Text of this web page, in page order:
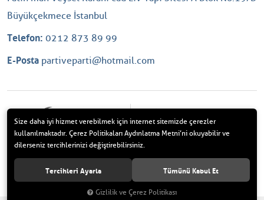
Büyükçekmece İstanbul
Telefon: 0212 873 89 99
E-Posta partiveparti@hotmail.com
Parti ve Parti. Tüm Hakları Saklıdır.
Size daha iyi hizmet verebilmek için internet sitemizde çerezler
kullanılmaktadır. Çerez Politikaları Aydınlatma Metni’ni okuyabilir ve
dilerseniz tercihlerinizi değiştirebilirsiniz.
Tercihleri Ayarla Tümünü Kabul Et
Gizlilik ve Çerez Politikası